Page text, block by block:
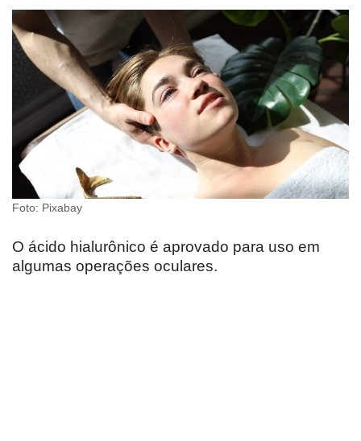
Foto: Pixabay
O ácido hialurônico é aprovado para uso em
algumas operações oculares.